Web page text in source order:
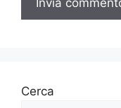
Cerca